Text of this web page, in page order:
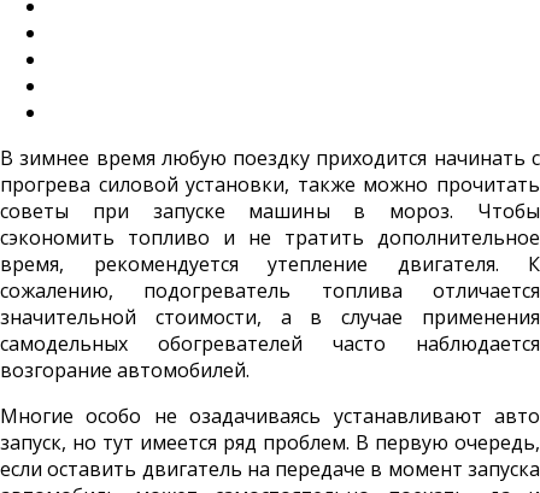
В зимнее время любую поездку приходится начинать с
прогрева силовой установки, также можно прочитать
советы при запуске машины в мороз. Чтобы
сэкономить топливо и не тратить дополнительное
время, рекомендуется утепление двигателя. К
сожалению, подогреватель топлива отличается
значительной стоимости, а в случае применения
самодельных обогревателей часто наблюдается
возгорание автомобилей.
Многие особо не озадачиваясь устанавливают авто
запуск, но тут имеется ряд проблем. В первую очередь,
если оставить двигатель на передаче в момент запуска